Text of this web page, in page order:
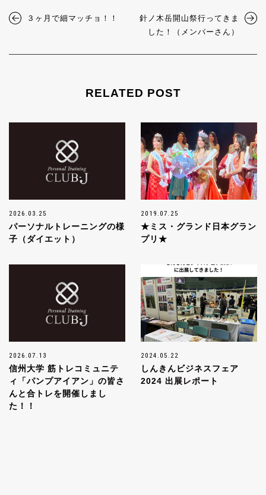
３ヶ月で細マッチョ！！
針ノ木岳開山祭行ってきま
した！（メンバーさん）
RELATED POST
2026.03.25
パーソナルトレーニングの様
子（ダイエット）
2019.07.25
★ミス・グランド日本グラン
プリ★
2026.07.13
信州大学 筋トレコミュニテ
ィ「パンプアイアン」の皆さ
んと合トレを開催しまし
た！！
2024.05.22
しんきんビジネスフェア
2024 出展レポート